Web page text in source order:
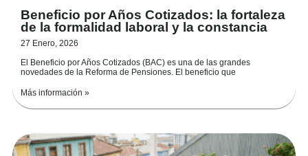
Beneficio por Años Cotizados: la fortaleza
de la formalidad laboral y la constancia
27 Enero, 2026
El Beneficio por Años Cotizados (BAC) es una de las grandes
novedades de la Reforma de Pensiones. El beneficio que
Más información »